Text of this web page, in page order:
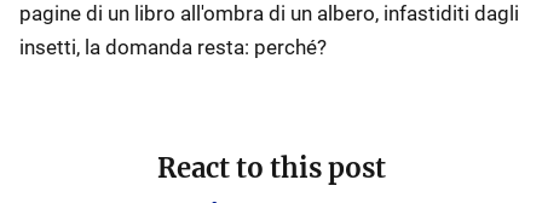
pagine di un libro all'ombra di un albero, infastiditi dagli
insetti, la domanda resta: perché?
React to this post